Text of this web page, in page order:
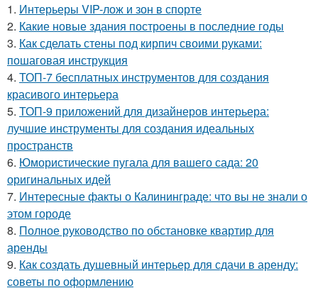
1. Интерьеры VIP-лож и зон в спорте
2. Какие новые здания построены в последние годы
3. Как сделать стены под кирпич своими руками:
пошаговая инструкция
4. ТОП-7 бесплатных инструментов для создания
красивого интерьера
5. ТОП-9 приложений для дизайнеров интерьера:
лучшие инструменты для создания идеальных
пространств
6. Юмористические пугала для вашего сада: 20
оригинальных идей
7. Интересные факты о Калининграде: что вы не знали о
этом городе
8. Полное руководство по обстановке квартир для
аренды
9. Как создать душевный интерьер для сдачи в аренду:
советы по оформлению